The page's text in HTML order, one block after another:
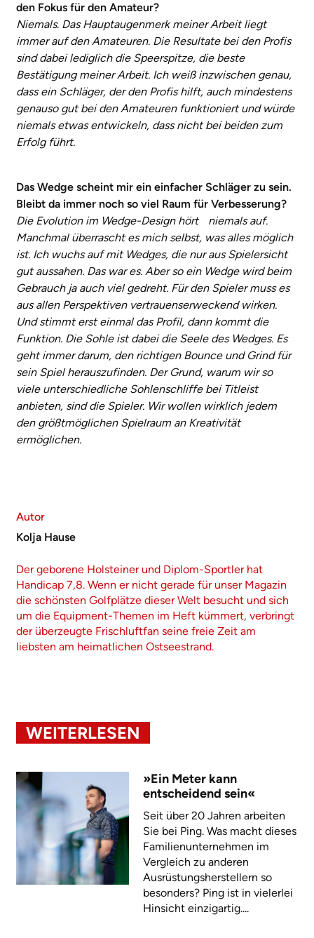
den Fokus für den Amateur?
Niemals. Das Hauptaugenmerk meiner Arbeit liegt
immer auf den Amateuren. Die Resultate bei den Profis
sind dabei lediglich die Speerspitze, die beste
Bestätigung meiner Arbeit. Ich weiß inzwischen genau,
dass ein Schläger, der den Profis hilft, auch mindestens
genauso gut bei den Amateuren funktioniert und würde
niemals etwas entwickeln, dass nicht bei beiden zum
Erfolg führt.
Das Wedge scheint mir ein einfacher Schläger zu sein.
Bleibt da immer noch so viel Raum für Verbesserung?
Die Evolution im Wedge-Design hört niemals auf.
Manchmal überrascht es mich selbst, was alles möglich
ist. Ich wuchs auf mit Wedges, die nur aus Spielersicht
gut aussahen. Das war es. Aber so ein Wedge wird beim
Gebrauch ja auch viel gedreht. Für den Spieler muss es
aus allen Perspektiven vertrauenserweckend wirken.
Und stimmt erst einmal das Profil, dann kommt die
Funktion. Die Sohle ist dabei die Seele des Wedges. Es
geht immer darum, den richtigen Bounce und Grind für
sein Spiel herauszufinden. Der Grund, warum wir so
viele unterschiedliche Sohlenschliffe bei Titleist
anbieten, sind die Spieler. Wir wollen wirklich jedem
den größtmöglichen Spielraum an Kreativität
ermöglichen.
Autor
Kolja Hause
Der geborene Holsteiner und Diplom-Sportler hat
Handicap 7,8. Wenn er nicht gerade für unser Magazin
die schönsten Golfplätze dieser Welt besucht und sich
um die Equipment-Themen im Heft kümmert, verbringt
der überzeugte Frischluftfan seine freie Zeit am
liebsten am heimatlichen Ostseestrand.
WEITERLESEN
»Ein Meter kann
entscheidend sein«
Seit über 20 Jahren arbeiten
Sie bei Ping. Was macht dieses
Familienunternehmen im
Vergleich zu anderen
Ausrüstungsherstellern so
besonders? Ping ist in vielerlei
Hinsicht einzigartig....